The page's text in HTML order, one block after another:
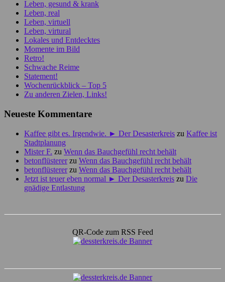
Leben, gesund & krank
Leben, real
Leben, virtuell
Leben, virtural
Lokales und Entdecktes
Momente im Bild
Retro!
Schwache Reime
Statement!
Wochenrückblick – Top 5
Zu anderen Zielen, Links!
Neueste Kommentare
Kaffee gibt es. Irgendwie. ► Der Desasterkreis zu Kaffee ist
Stadtplanung
Mister F. zu Wenn das Bauchgefühl recht behält
betonflüstererzu Wenn das Bauchgefühl recht behält
betonflüstererzu Wenn das Bauchgefühl recht behält
Jetzt ist teuer eben normal ► Der Desasterkreis zu Die
gnädige Entlastung
QR-Code zum RSS Feed